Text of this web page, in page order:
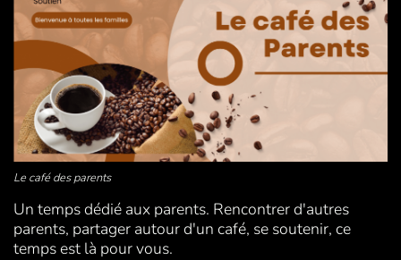
Le café des parents
Un temps dédié aux parents. Rencontrer d'autres
parents, partager autour d'un café, se soutenir, ce
temps est là pour vous.